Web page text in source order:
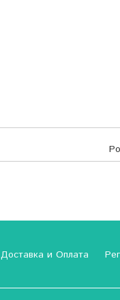
Доставка и Оплата